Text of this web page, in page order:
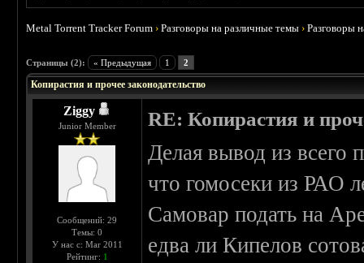
Metal Torrent Tracker Forum ›Разговоры на различные темы ›Разговоры
Страницы (2): « Предыдущая 1 2
Копирастия и прочее законодательство
Ziggy
Junior Member
Сообщений: 29
Темы: 0
У нас с: Mar 2011
Рейтинг: 1
RE: Копирастия и
Делая вывод из всего
что гомосеки из РАО
Самовар подать на
едва ли Кипелов